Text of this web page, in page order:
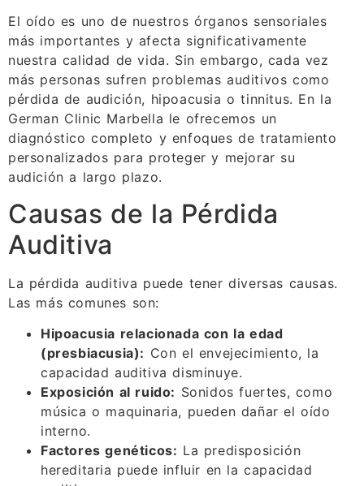
El oído es uno de nuestros órganos sensoriales
más importantes y afecta significativamente
nuestra calidad de vida. Sin embargo, cada vez
más personas sufren problemas auditivos como
pérdida de audición, hipoacusia o tinnitus. En la
German Clinic Marbella le ofrecemos un
diagnóstico completo y enfoques de tratamiento
personalizados para proteger y mejorar su
audición a largo plazo.
Causas de la Pérdida
Auditiva
La pérdida auditiva puede tener diversas causas.
Las más comunes son:
Hipoacusia relacionada con la edad
(presbiacusia): Con el envejecimiento, la
capacidad auditiva disminuye.
Exposición al ruido: Sonidos fuertes, como
música o maquinaria, pueden dañar el oído
interno.
Factores genéticos: La predisposición
hereditaria puede influir en la capacidad